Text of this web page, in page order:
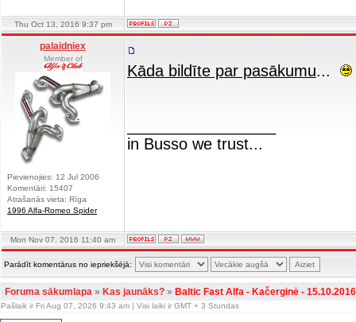
Thu Oct 13, 2016 9:37 pm
palaidniex
Member of
Pievienojies: 12 Jul 2006
Komentāri: 15407
Atrašanās vieta: Rīga
1996 Alfa-Romeo Spider
Kāda bildīte par pasākumu...
in Busso we trust...
Mon Nov 07, 2016 11:40 am
Parādīt komentārus no iepriekšējā:
Foruma sākumlapa»Kas jaunāks?»Baltic Fast Alfa - Kačerginė - 15.10.2016
Pašlaik ir Fri Aug 07, 2026 9:43 am | Visi laiki ir GMT + 3 Stundas